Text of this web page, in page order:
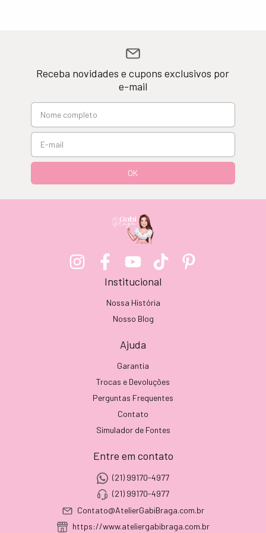
Receba novidades e cupons exclusivos por
e-mail
Institucional
Nossa História
Nosso Blog
Ajuda
Garantia
Trocas e Devoluções
Perguntas Frequentes
Contato
Simulador de Fontes
Entre em contato
(21) 99170-4977
(21) 99170-4977
Contato@AtelierGabiBraga.com.br
https://www.ateliergabibraga.com.br